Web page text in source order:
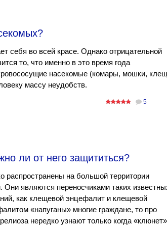
себя во всей красе. Однако отрицательной
то, что именно в это время года
насекомые (комары, мошки,
массу неудобств.
5
ли от него защититься?
распространены на большой территории
Они являются переносчиками таких
как клещевой энцефалит и клещевой
«напуганы» многие граждане, то про
нередко узнают только когда «клюнет»